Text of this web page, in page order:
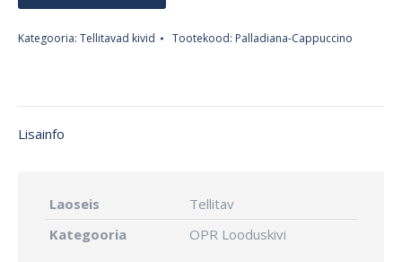
Kategooria: Tellitavad kivid Tootekood: Palladiana-Cappuccino
Lisainfo
Laoseis
Tellitav
Kategooria
OPR Looduskivi